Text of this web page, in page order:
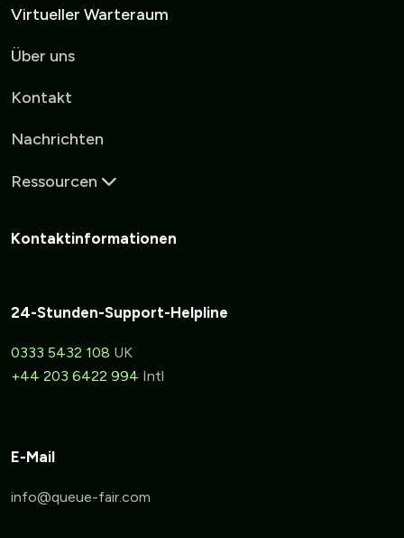
Virtueller Warteraum
Über uns
Kontakt
Nachrichten
Ressourcen
Kontaktinformationen
24-Stunden-Support-Helpline
0333 5432 108 UK
+44 203 6422 994 Intl
E-Mail